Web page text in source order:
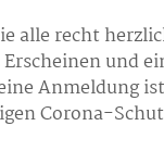
alle recht
und
Anmeldung
Corona-